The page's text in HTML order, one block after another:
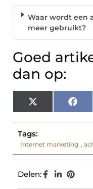
Waar wordt een
meer gebruikt?
Goed
dan op:
X
(Twitter)
Tags:
Internet marketing ,
Delen: